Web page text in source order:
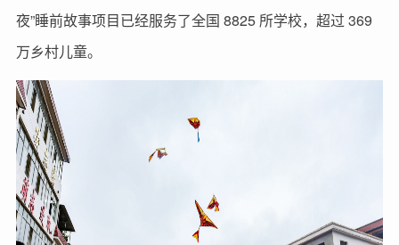
夜”睡前故事项目已经服务了全国 8825 所学校，超过 369
万乡村儿童。